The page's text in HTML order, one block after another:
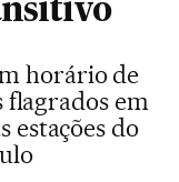
horário de
flagrados em
estações do